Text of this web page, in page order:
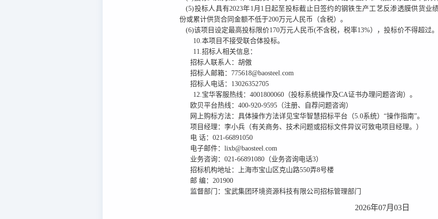
(5)投标人具有2023年1月1日起至投标截止日签约的钢铁生产工艺反渗透膜供货业
份或累计供货合同金额不低于200万元人民币（含税）。
(6)该项目设定最高投标限价170万元人民币(不含税，税率13%），投标价不得超过。
10.本项目 不接受联合体投标。
11.招标人相关信息：
招标人联系人： 胡傲
招标人邮箱： 775618@baosteel.com
招标人电话： 13026352705
12.宝华客服热线： 4001800060（投标系统操作及CA证书办理问题咨询）。
欧贝平台热线： 400-920-9595（注册、自荐问题咨询）
网上购标方法：具体操作方法详见宝华智慧招标平台（5.0系统）“操作指南”。
项目经理： 李小兵（有关商务、技术问题或招标文件异议可致电项目经理。）
电 话： 021-66891050
电子邮件： lixb@baosteel.com
业务咨询： 021-66891080（业务咨询电话3）
招标机构地址：
上海市宝山区克山路550弄8号楼
邮 编： 201900
监督部门： 宝武集团环境资源科技有限公司招标管理部门
2026年07月03日